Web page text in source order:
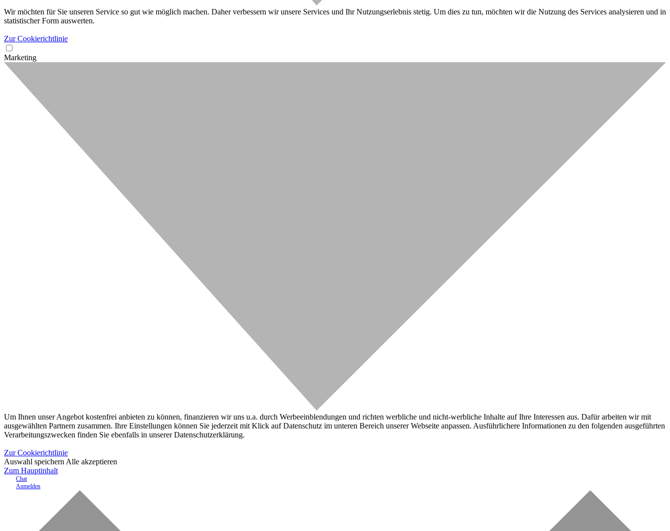
Wir möchten für Sie unseren Service so gut wie möglich machen. Daher verbessern wir unsere Services und Ihr Nutzungserlebnis stetig. Um dies zu tun, möchten wir die Nutzung des Services analysieren und in
statistischer Form auswerten.
Zur Cookierichtlinie
Marketing
Um Ihnen unser Angebot kostenfrei anbieten zu können, finanzieren wir uns u.a. durch Werbeeinblendungen und richten werbliche und nicht-werbliche Inhalte auf Ihre Interessen aus. Dafür arbeiten wir mit
ausgewählten Partnern zusammen. Ihre Einstellungen können Sie jederzeit mit Klick auf Datenschutz im unteren Bereich unserer Webseite anpassen. Ausführlichere Informationen zu den folgenden ausgeführten
Verarbeitungszwecken finden Sie ebenfalls in unserer Datenschutzerklärung.
Zur Cookierichtlinie
Auswahl speichern Alle akzeptieren
Zum Hauptinhalt
Chat
Anmelden